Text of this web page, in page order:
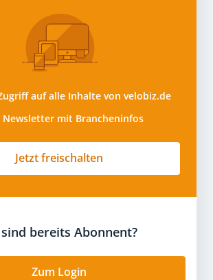
auf alle Inhalte von velobiz.de
mit Brancheninfos
Jetzt freischalten
sind bereits Abonnent?
Zum Login